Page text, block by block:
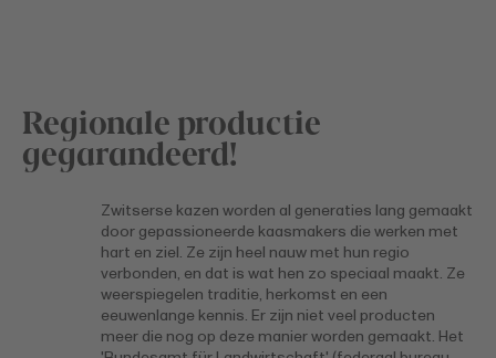
Regionale productie
gegarandeerd!
Zwitserse kazen worden al generaties lang gemaakt
door gepassioneerde kaasmakers die werken met
hart en ziel. Ze zijn heel nauw met hun regio
verbonden, en dat is wat hen zo speciaal maakt. Ze
weerspiegelen traditie, herkomst en een
eeuwenlange kennis. Er zijn niet veel producten
meer die nog op deze manier worden gemaakt. Het